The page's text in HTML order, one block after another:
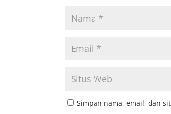
Simpan nama, email, dan